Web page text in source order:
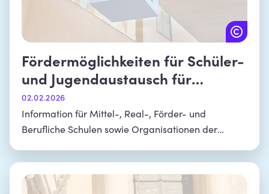
Fördermöglichkeiten für Schüler-
und Jugendaustausch für
mobilitätsferne Jugendliche
02.02.2026
Information für Mittel-, Real-, Förder- und
Berufliche Schulen sowie Organisationen der